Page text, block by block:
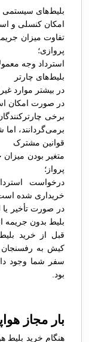
بلیط‌های سیستمی
امکان کنسلی و
تفاوت میزان
پروازی؛
استرداد وجه
بلیط‌های چارتر
در بیشتر موارد
در صورت امکان
برخی
برمی‌گردانند،
قوانین مشترک
متغیر بودن
پرواز؛
درخواست
خریداری شده
در صورت تأخیر یا
بلیط بدون جریمه
قبل از خرید
کیش به رفسنجان
سفر شما وجود
بود.
بار مجاز
هنگام خرید بلیط